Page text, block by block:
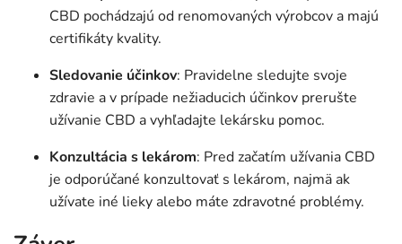
CBD pochádzajú od renomovaných výrobcov a majú
certifikáty kvality.
Sledovanie účinkov: Pravidelne sledujte svoje
zdravie a v prípade nežiaducich účinkov prerušte
užívanie CBD a vyhľadajte lekársku pomoc.
Konzultácia s lekárom: Pred začatím užívania CBD
je odporúčané konzultovať s lekárom, najmä ak
užívate iné lieky alebo máte zdravotné problémy.